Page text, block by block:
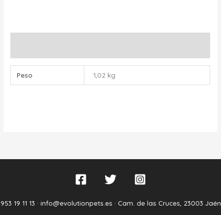
Peso 1,02 kg
953 19 11 13 · info@evolutionpets.es · Cam. de las Cruces, 23003 Jaén